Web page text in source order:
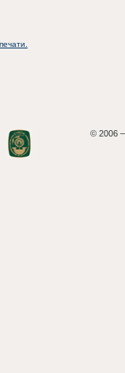
© 2006